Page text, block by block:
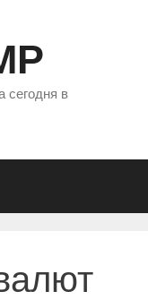
сегодня в